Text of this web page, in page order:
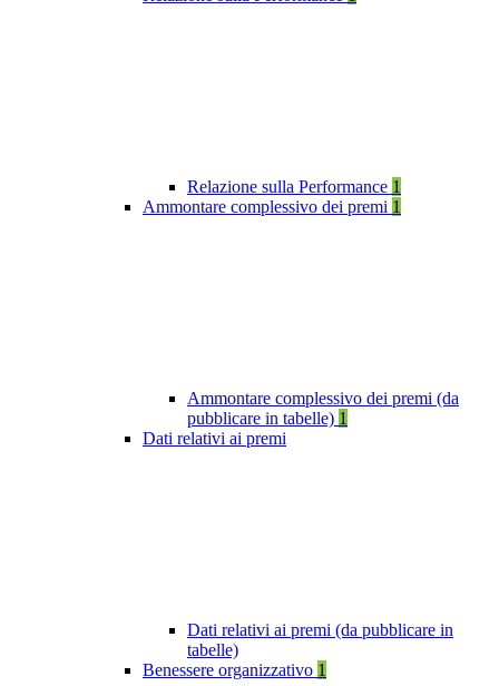
Relazione sulla Performance 1
Ammontare complessivo dei premi 1
Ammontare complessivo dei premi (da
pubblicare in tabelle) 1
Dati relativi ai premi
Dati relativi ai premi (da pubblicare in
tabelle)
Benessere organizzativo 1